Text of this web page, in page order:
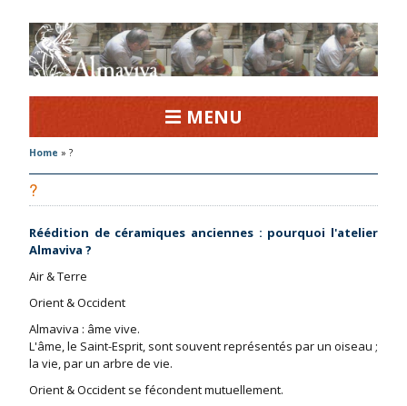
MENU
Home » ?
?
Réédition de céramiques anciennes : pourquoi l'atelier
Almaviva ?
Air & Terre
Orient & Occident
Almaviva : âme vive.
L'âme, le Saint-Esprit, sont souvent représentés par un oiseau ;
la vie, par un arbre de vie.
Orient & Occident se fécondent mutuellement.